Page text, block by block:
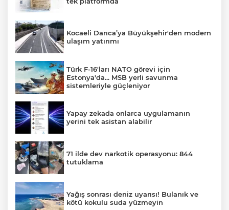
Kocaeli Darıca’ya Büyükşehir'den modern
ulaşım yatırımı
Türk F-16'ları NATO görevi için
Estonya'da... MSB yerli savunma
sistemleriyle güçleniyor
Yapay zekada onlarca uygulamanın
yerini tek asistan alabilir
71 ilde dev narkotik operasyonu: 844
tutuklama
Yağış sonrası deniz uyarısı! Bulanık ve
kötü kokulu suda yüzmeyin